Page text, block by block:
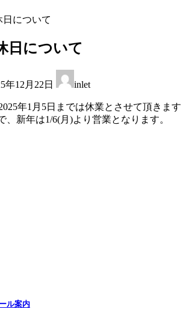
について
日について
年12月22日 inlet
年1月5日までは休業とさせて頂きます
、新年は1/6(月)より営業となります。
ル案内